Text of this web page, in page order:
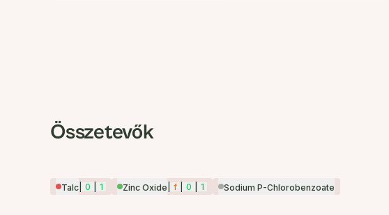
Összetevők
Talc 0 1 Zinc Oxide f 0 1 Sodium P-Chlorobenzoate